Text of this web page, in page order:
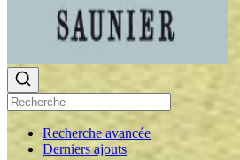
Recherche avancée
Derniers ajouts